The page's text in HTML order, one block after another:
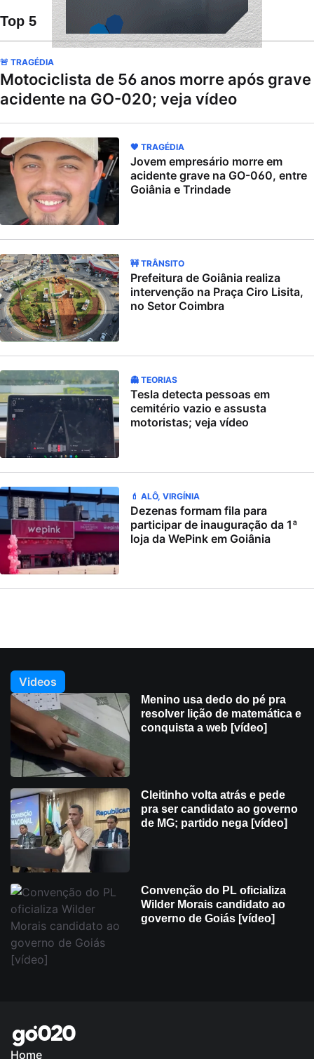
Top 5
🚨 TRAGÉDIA
Motociclista de 56 anos morre após grave
acidente na GO-020; veja vídeo
🖤 TRAGÉDIA
Jovem empresário morre em
acidente grave na GO-060, entre
Goiânia e Trindade
🚧 TRÂNSITO
Prefeitura de Goiânia realiza
intervenção na Praça Ciro Lisita,
no Setor Coimbra
👻 TEORIAS
Tesla detecta pessoas em
cemitério vazio e assusta
motoristas; veja vídeo
💄 ALÔ, VIRGÍNIA
Dezenas formam fila para
participar de inauguração da 1ª
loja da WePink em Goiânia
Videos
Menino usa dedo do pé pra
resolver lição de matemática e
conquista a web [vídeo]
Cleitinho volta atrás e pede
pra ser candidato ao governo
de MG; partido nega [vídeo]
Convenção do PL oficializa
Wilder Morais candidato ao
governo de Goiás [vídeo]
Home